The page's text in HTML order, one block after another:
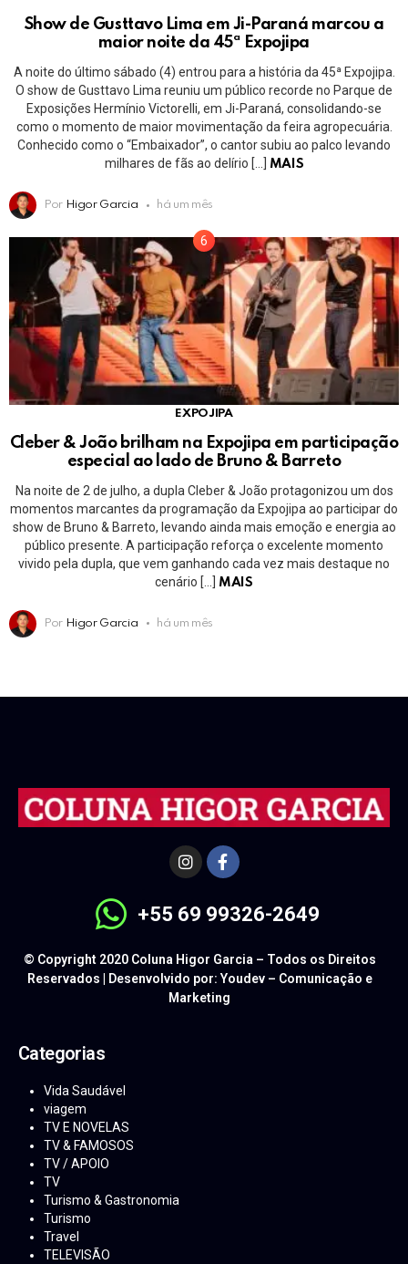
Show de Gusttavo Lima em Ji-Paraná marcou a
maior noite da 45ª Expojipa
A noite do último sábado (4) entrou para a história da 45ª Expojipa.
O show de Gusttavo Lima reuniu um público recorde no Parque de
Exposições Hermínio Victorelli, em Ji-Paraná, consolidando-se
como o momento de maior movimentação da feira agropecuária.
Conhecido como o “Embaixador”, o cantor subiu ao palco levando
milhares de fãs ao delírio […]
MAIS
Por Higor Garcia há um mês
EXPOJIPA
Cleber & João brilham na Expojipa em participação
especial ao lado de Bruno & Barreto
Na noite de 2 de julho, a dupla Cleber & João protagonizou um dos
momentos marcantes da programação da Expojipa ao participar do
show de Bruno & Barreto, levando ainda mais emoção e energia ao
público presente. A participação reforça o excelente momento
vivido pela dupla, que vem ganhando cada vez mais destaque no
cenário […]
MAIS
Por Higor Garcia há um mês
+55 69 99326-2649
© Copyright 2020 Coluna Higor Garcia – Todos os Direitos
Reservados | Desenvolvido por: Youdev – Comunicação e
Marketing
Categorias
Vida Saudável
viagem
TV E NOVELAS
TV & FAMOSOS
TV / APOIO
TV
Turismo & Gastronomia
Turismo
Travel
TELEVISÃO